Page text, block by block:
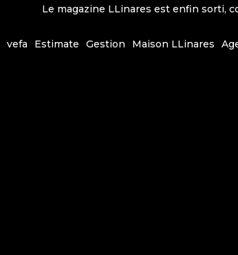
Le magazine LLinares est enfin sorti,
vefa Estimate Gestion Maison LLinares